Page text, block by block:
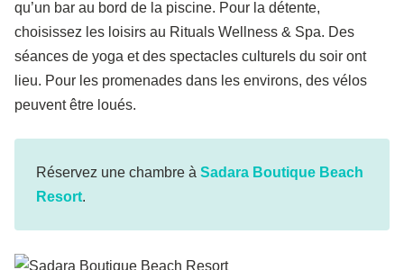
qu’un bar au bord de la piscine. Pour la détente,
choisissez les loisirs au Rituals Wellness & Spa. Des
séances de yoga et des spectacles culturels du soir ont
lieu. Pour les promenades dans les environs, des vélos
peuvent être loués.
Réservez une chambre à Sadara Boutique Beach
Resort.